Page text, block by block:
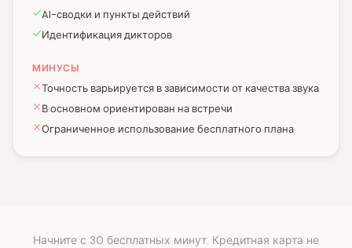
AI-сводки и пункты действий
Идентификация дикторов
МИНУСЫ
Точность варьируется в зависимости от качества звука
В основном ориентирован на встречи
Ограниченное использование бесплатного плана
Начните с 30 бесплатных минут. Кредитная карта не